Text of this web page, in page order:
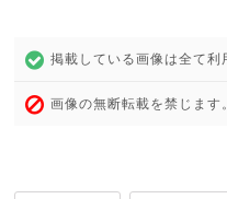
掲載している画像は全て利
画像の無断転載を禁じます。